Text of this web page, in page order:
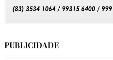
PUBLICIDADE